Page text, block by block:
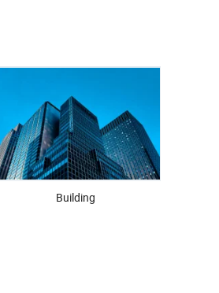
Building